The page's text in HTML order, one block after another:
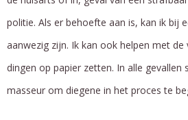
politie. Als er behoefte aan is, kan ik bij
aanwezig zijn. Ik kan ook helpen met
dingen op papier zetten. In alle gevallen
masseur om diegene in het proces te